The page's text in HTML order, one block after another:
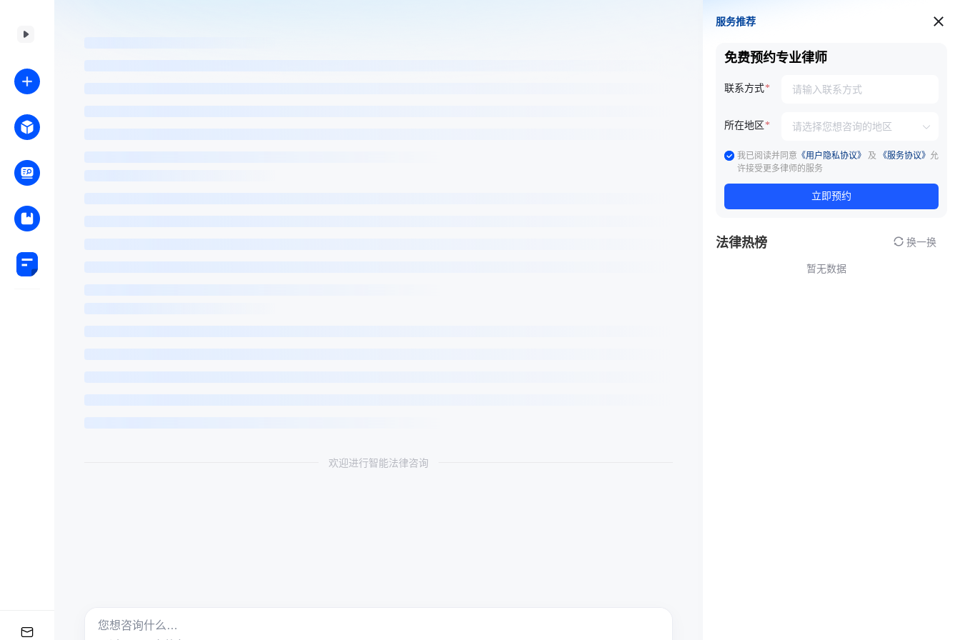
欢迎进行智能法律咨询
服务推荐
服务推荐
免费预约专业律师
联系方式
所在地区
我已阅读并同意 《用户隐私协议》 及 《服务协议》 允
许接受更多律师的服务
立即预约
法律热榜 换一换
暂无数据